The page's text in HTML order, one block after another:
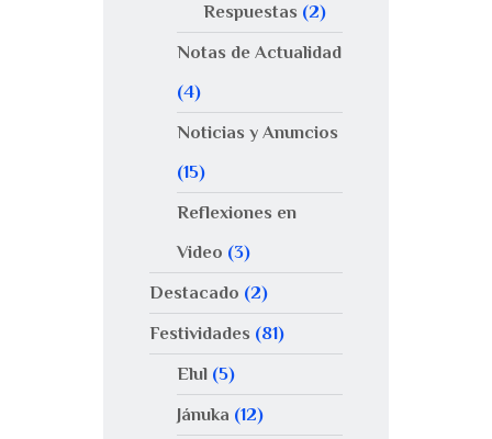
Respuestas (2)
Notas de Actualidad
(4)
Noticias y Anuncios
(15)
Reflexiones en
Video (3)
Destacado (2)
Festividades (81)
Elul(5)
Jánuka (12)